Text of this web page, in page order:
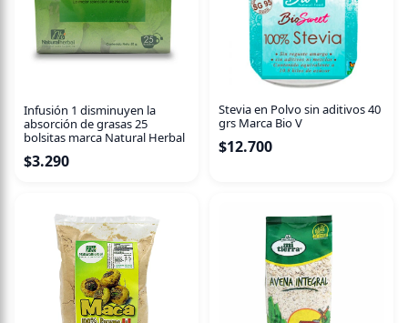
Infusión 1 disminuyen la
absorción de grasas 25
bolsitas marca Natural Herbal
$3.290
Stevia en Polvo sin aditivos 40
grs Marca Bio V
$12.700